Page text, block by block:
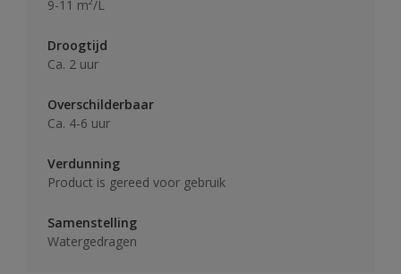
9-11 m²/L
Droogtijd
Ca. 2 uur
Overschilderbaar
Ca. 4-6 uur
Verdunning
Product is gereed voor gebruik
Samenstelling
Watergedragen